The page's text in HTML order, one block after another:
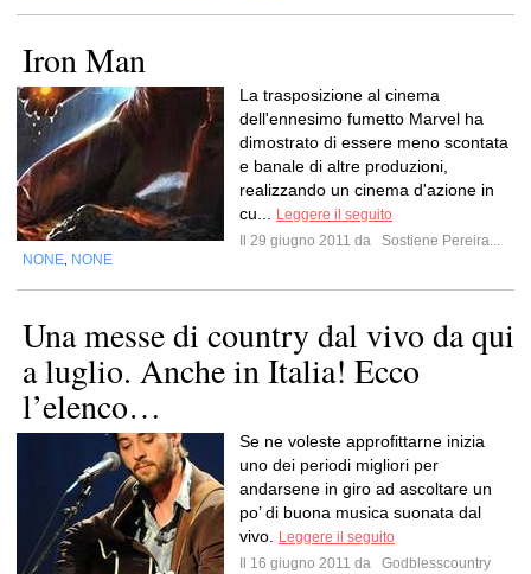
Iron Man
La trasposizione al cinema
dell'ennesimo fumetto Marvel ha
dimostrato di essere meno scontata
e banale di altre produzioni,
realizzando un cinema d'azione in
cu...
Leggere il seguito
Il 29 giugno 2011 da
Sostiene Pereira...
NONE NONE
Una messe di country dal vivo da qui
a luglio. Anche in Italia! Ecco
l’elenco…
Se ne voleste approfittarne inizia
uno dei periodi migliori per
andarsene in giro ad ascoltare un
po’ di buona musica suonata dal
vivo.
Leggere il seguito
Il 16 giugno 2011 da
Godblesscountry